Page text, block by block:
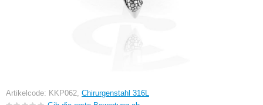
Artikelcode: KKP062, Chirurgenstahl 316L